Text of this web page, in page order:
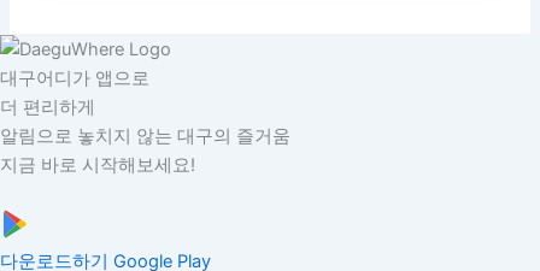
대구어디가 앱으로
더 편리하게
알림으로 놓치지 않는 대구의 즐거움
지금 바로 시작해보세요!
다운로드하기 Google Play